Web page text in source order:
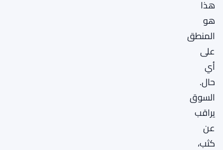
هذا
هو
المنطق
على
أي
حال.
السوق
يراقب
عن
كثب،